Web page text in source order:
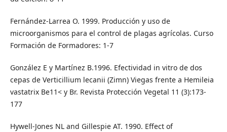
Fernández-Larrea O. 1999. Producción y uso de
microorganismos para el control de plagas agrícolas. Curso
Formación de Formadores: 1-7
González E y Martínez B.1996. Efectividad in vitro de dos
cepas de Verticillium lecanii (Zimn) Viegas frente a Hemileia
vastatrix Be11< y Br. Revista Protección Vegetal 11 (3):173-
177
Hywell-Jones NL and Gillespie AT. 1990. Effect of